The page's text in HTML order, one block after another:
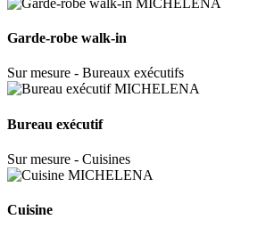
Garde-robe walk-in
Sur mesure - Bureaux exécutifs
Bureau exécutif
Sur mesure - Cuisines
Cuisine